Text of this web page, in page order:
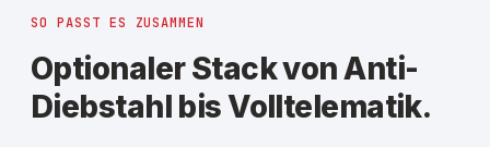
SO PASST ES ZUSAMMEN
Optionaler Stack von Anti-
Diebstahl bis Volltelematik.